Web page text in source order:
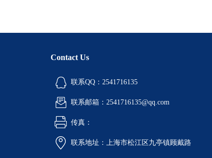
Contact Us
联系QQ：2541716135
联系邮箱：2541716135@qq.com
传真：
联系地址：上海市松江区九亭镇顾戴路